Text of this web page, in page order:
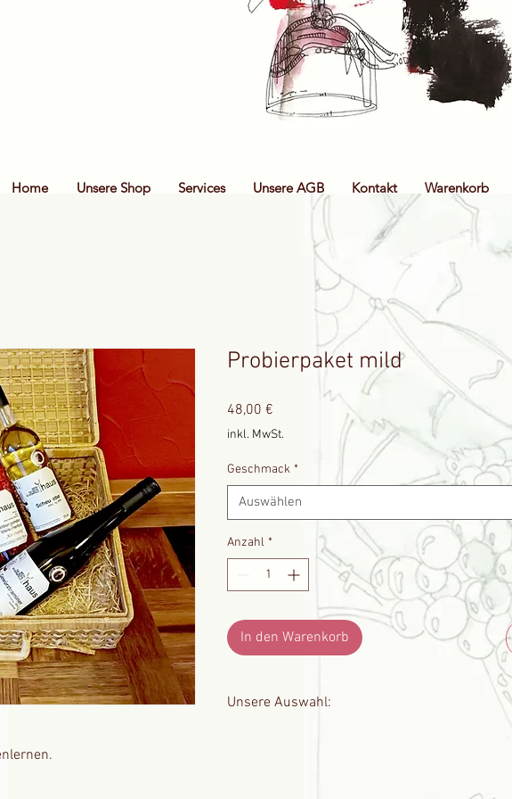
Home Unsere Shop Services Unsere AGB Kontakt Warenkorb
Probierpaket mild
48,00 €
inkl. MwSt.
Geschmack *
Auswählen
Anzahl *
In den Warenkorb
Unsere Auswahl: